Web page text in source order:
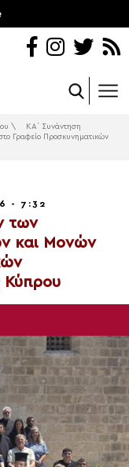
\
ΚΑ΄ Συνάντηση
Γραφείο Προσκυνηματικών
- 7:32
των
και Μονών
Κύπρου